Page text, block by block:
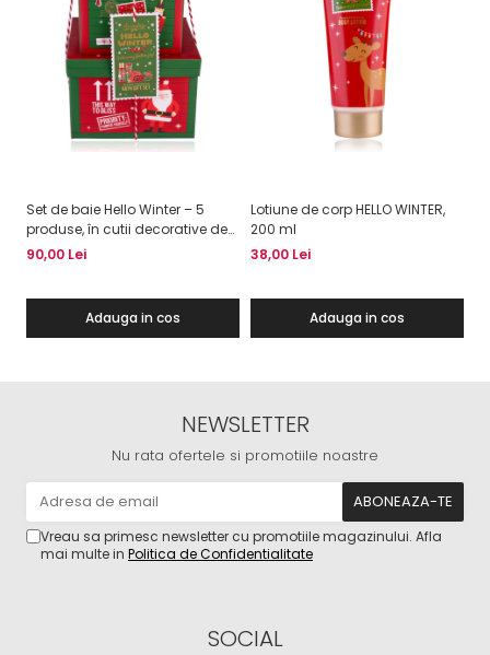
Set de baie Hello Winter – 5
produse, în cutii decorative de
Crăciun
90,00 Lei
Adauga in cos
Lotiune de corp HELLO WINTER,
200 ml
38,00 Lei
Adauga in cos
NEWSLETTER
Nu rata ofertele si promotiile noastre
Vreau sa primesc newsletter cu promotiile magazinului. Afla
mai multe in Politica de Confidentialitate
SOCIAL